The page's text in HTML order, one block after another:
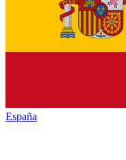
España